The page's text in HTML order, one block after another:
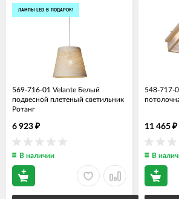
ЛАМПЫ LED В ПОДАРОК!
569-716-01 Velante Белый
подвесной плетеный светильник
Ротанг
6 923 ₽
В наличии
548-717-
11 465 ₽
В